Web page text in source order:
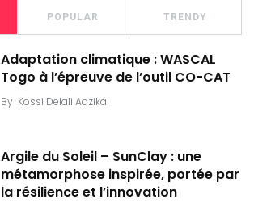
POPULAR TRENDY
Adaptation climatique : WASCAL
Togo à l’épreuve de l’outil CO-CAT
By Kossi Delali Adzika
Argile du Soleil – SunClay : une
métamorphose inspirée, portée par
la résilience et l’innovation